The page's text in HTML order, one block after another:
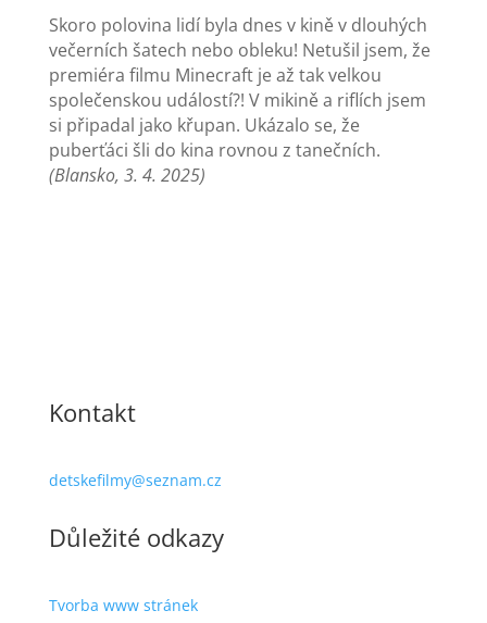
Skoro polovina lidí byla dnes v kině v dlouhých
večerních šatech nebo obleku! Netušil jsem, že
premiéra filmu Minecraft je až tak velkou
společenskou událostí?! V mikině a riflích jsem
si připadal jako křupan. Ukázalo se, že
puberťáci šli do kina rovnou z tanečních.
(Blansko, 3. 4. 2025)
Kontakt
detskefilmy@seznam.cz
Důležité odkazy
Tvorba www stránek